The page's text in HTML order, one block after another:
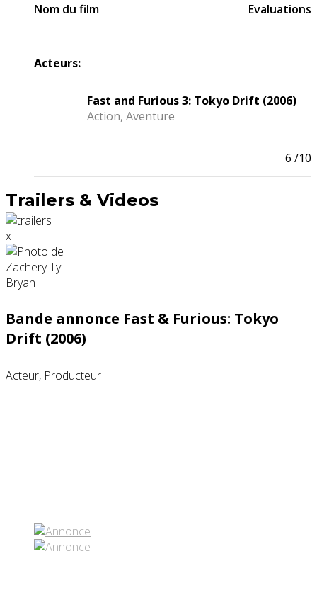
Nom du film Evaluations
Acteurs:
Fast and Furious 3: Tokyo Drift (2006)
Action, Aventure
6 /10
Trailers & Videos
x
Bande annonce Fast & Furious: Tokyo
Drift (2006)
Acteur, Producteur